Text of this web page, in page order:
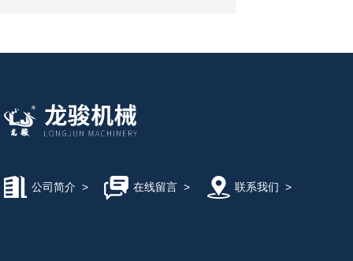
公司简介 > 在线留言> 联系我们 >